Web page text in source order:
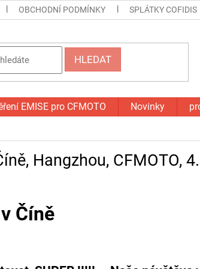
OBCHODNÍ PODMÍNKY SPLÁTKY COFIDIS
HLEDAT
EMISE pro CFMOTO Novinky
Hangzhou, CFMOTO,
Číně